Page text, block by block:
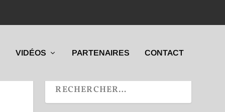
VIDÉOS PARTENAIRES CONTACT